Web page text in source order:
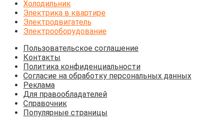
Холодильник
Электрика в квартире
Электродвигатель
Электрооборудование
Пользовательское соглашение
Контакты
Политика конфиденциальности
Согласие на обработку персональных данных
Реклама
Для правообладателей
Справочник
Популярные страницы